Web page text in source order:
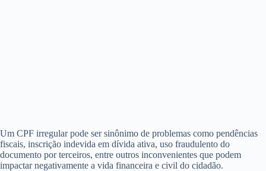
Um CPF irregular pode ser sinônimo de problemas como pendências
fiscais, inscrição indevida em dívida ativa, uso fraudulento do
documento por terceiros, entre outros inconvenientes que podem
impactar negativamente a vida financeira e civil do cidadão.